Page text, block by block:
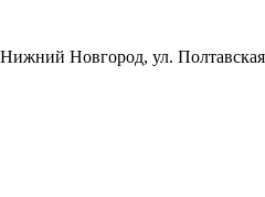
Новгород, ул.